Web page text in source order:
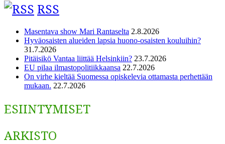
RSS
Masentava show Mari Rantaselta 2.8.2026
Hyväosaisten alueiden lapsia huono-osaisten kouluihin?
31.7.2026
Pitäisikö Vantaa liittää Helsinkiin? 23.7.2026
EU pilaa ilmastopolitiikkaansa 22.7.2026
On virhe kieltää Suomessa opiskelevia ottamasta perhettään
mukaan. 22.7.2026
ESIINTYMISET
ARKISTO